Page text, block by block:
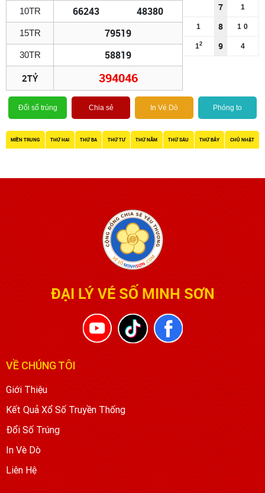
10TR 66243 48380
15TR 79519
30TR 58819
2TỶ 394046
7 1
1 8 1 0
12 9 4
Đổi số trúng Chia sẻ In Vé Dò Phóng to
MIỀN TRUNG THỨ HAI THỨ BA THỨ TƯ THỨ NĂM THỨ SÁU THỨ BẢY CHỦ NHẬT
ĐẠI LÝ VÉ SỐ MINH SƠN
VỀ CHÚNG TÔI
Giới Thiệu
Kết Quả Xổ Số Truyền Thống
Đổi Số Trúng
In Vè Dò
Liên Hệ